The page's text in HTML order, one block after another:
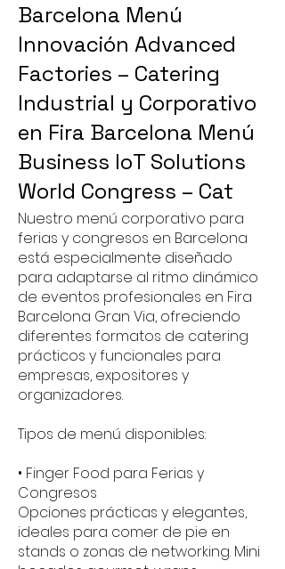
Barcelona Menú
Innovación Advanced
Factories – Catering
Industrial y Corporativo
en Fira Barcelona Menú
Business IoT Solutions
World Congress – Cat
Nuestro menú corporativo para
ferias y congresos en Barcelona
está especialmente diseñado
para adaptarse al ritmo dinámico
de eventos profesionales en Fira
Barcelona Gran Via, ofreciendo
diferentes formatos de catering
prácticos y funcionales para
empresas, expositores y
organizadores.
Tipos de menú disponibles:
• Finger Food para Ferias y
Congresos
Opciones prácticas y elegantes,
ideales para comer de pie en
stands o zonas de networking. Mini